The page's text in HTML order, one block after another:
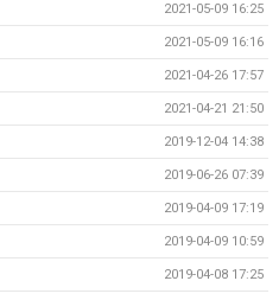
2021-05-09 16:25
2021-05-09 16:16
2021-04-26 17:57
2021-04-21 21:50
2019-12-04 14:38
2019-06-26 07:39
2019-04-09 17:19
2019-04-09 10:59
2019-04-08 17:25